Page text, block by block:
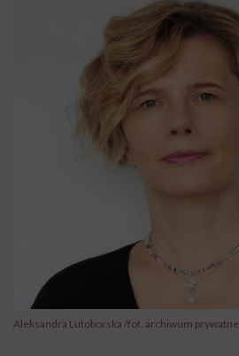
Aleksandra Lutoborska /fot. archiwum prywatne